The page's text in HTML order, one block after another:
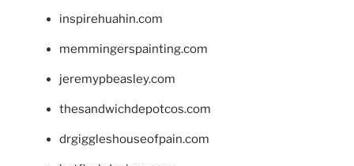
inspirehuahin.com
memmingerspainting.com
jeremypbeasley.com
thesandwichdepotcos.com
drgiggleshouseofpain.com